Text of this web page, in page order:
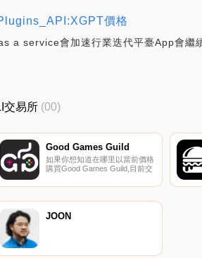
價格
a service會加速行業迭代平臺App會
交易所 (00)
Good Games Guild
如果你想知道在哪里以當前價格
購買Good Games Guild,目前交
加密貨幣交易所是KuCoin和
所.
JOON